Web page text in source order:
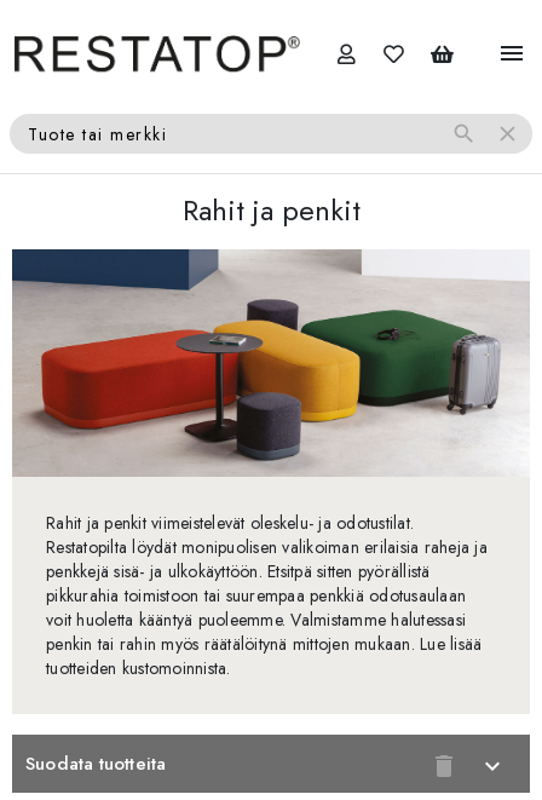
menu
Tuote tai merkki search close
Rahit ja penkit
Rahit ja penkit viimeistelevät oleskelu- ja odotustilat.
Restatopilta löydät monipuolisen valikoiman erilaisia raheja ja
penkkejä sisä- ja ulkokäyttöön. Etsitpä sitten pyörällistä
pikkurahia toimistoon tai suurempaa penkkiä odotusaulaan
voit huoletta kääntyä puoleemme. Valmistamme halutessasi
penkin tai rahin myös räätälöitynä mittojen mukaan. Lue lisää
tuotteiden kustomoinnista.
Suodata tuotteita delete expand_more